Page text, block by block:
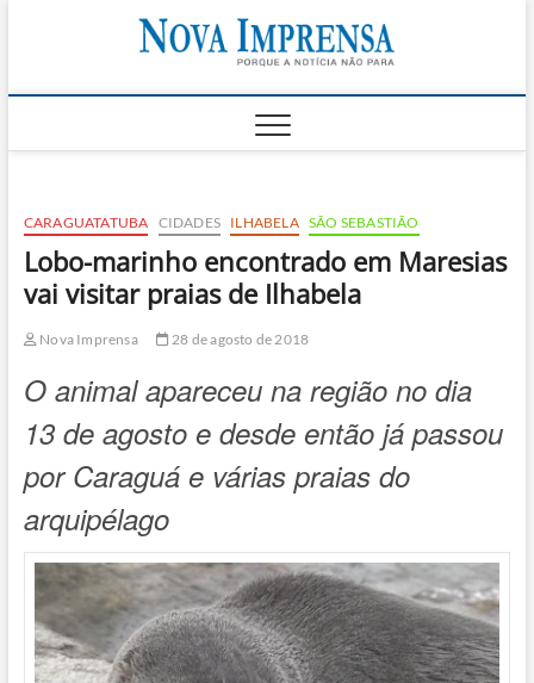
SÃO SEBASTIÃO,
CARAGUATATUBA CIDADES ILHABELA SÃO SEBASTIÃO
Lobo-marinho encontrado em Maresias
vai visitar praias de Ilhabela
Nova Imprensa 28 de agosto de 2018
O animal apareceu na região no dia
13 de agosto e desde então já passou
por Caraguá e várias praias do
arquipélago